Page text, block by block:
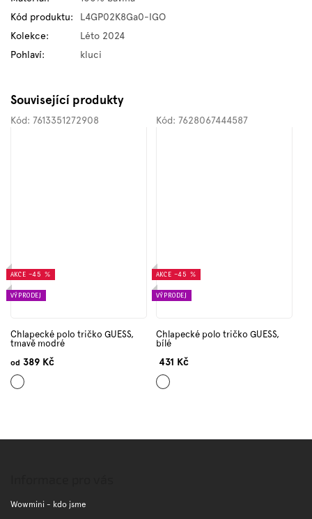
Kód produktu:
L4GP02K8Ga0-IGO
Kolekce:
Léto 2024
Pohlaví: kluci
Související produkty
AKCE –45 %
VÝPRODEJ
Chlapecké polo tričko GUESS,
tmavě modré
od 389 Kč
Tmavě
modrá
Kód: 7613351272908
AKCE –45 %
VÝPRODEJ
Chlapecké polo tričko GUESS,
bílé
431 Kč
Bílá
Kód: 7628067444587
Wowmini - kdo jsme